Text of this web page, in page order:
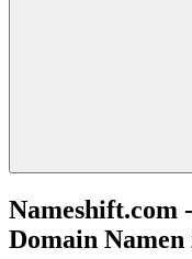
Nameshift.com
Domain Namen